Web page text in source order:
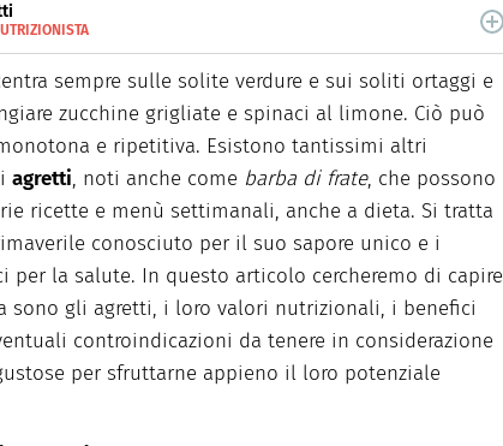
gestisco dal 2017 Farmabook, una pagina di
Appassionato di scrittura ed editoria, lavoro come
alcune realtà del settore farmaceutico e nutrizionale.
sempre sulle solite verdure e sui soliti ortaggi e
zucchine grigliate e spinaci al limone. Ciò può
e ripetitiva. Esistono tantissimi altri
agretti, noti anche come barba di frate, che possono
ricette e menù settimanali, anche a dieta. Si tratta
conosciuto per il suo sapore unico e i
per la salute. In questo articolo cercheremo di capire
sono gli agretti, i loro valori nutrizionali, i benefici
controindicazioni da tenere in considerazione
per sfruttarne appieno il loro potenziale